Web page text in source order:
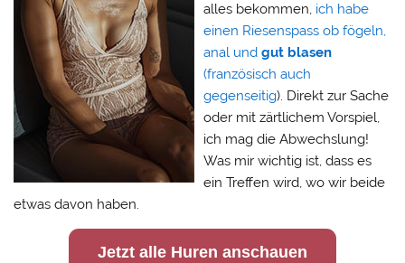
alles bekommen, ich habe
einen Riesenspass ob fögeln,
anal undgut blasen
(französisch auch
gegenseitig). Direkt zur Sache
oder mit zärtlichem Vorspiel,
ich mag die Abwechslung!
Was mir wichtig ist, dass es
ein Treffen wird, wo wir beide
etwas davon haben.
Jetzt alle Huren anschauen